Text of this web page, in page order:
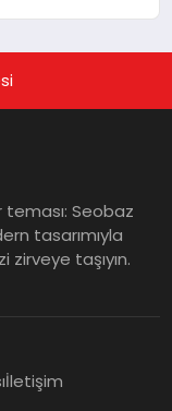
teması: Seobaz
tasarımıyla
zirveye taşıyın.
İletişim